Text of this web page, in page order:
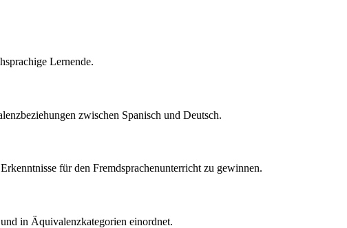
Lernende.
zwischen Spanisch und Deutsch.
für den Fremdsprachenunterricht zu gewinnen.
in Äquivalenzkategorien einordnet.